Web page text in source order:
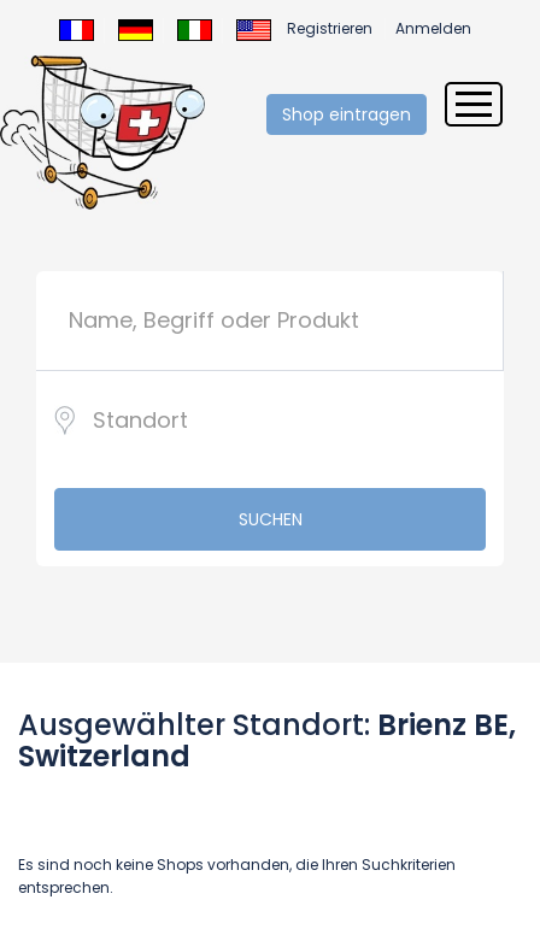
Registrieren Anmelden
Shop eintragen
SUCHEN
Ausgewählter Standort: Brienz BE,
Switzerland
Es sind noch keine Shops vorhanden, die Ihren Suchkriterien
entsprechen.